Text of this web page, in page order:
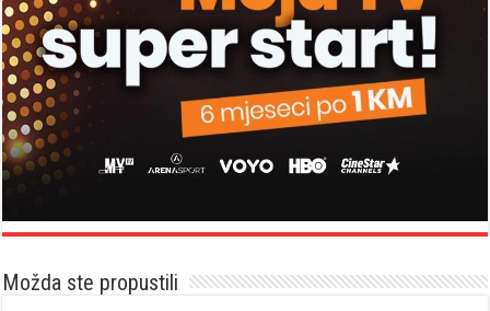
Možda ste propustili